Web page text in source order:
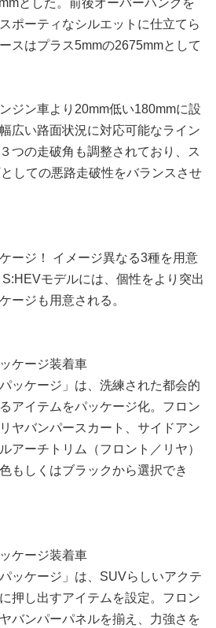
ポーティなシルエットに仕立てら
スはプラス5mmの2675mmとして
ジン車より20mm低い180mmに設
広い路面状況に対応可能なライン
つの走破角も調整されており、ス
しての悪路走破性をバランスさせ
ージ！ イメージ異なる3種を用意
モデルには、個性をより突出
ージも用意される。
ケージ装着車
ッケージ」は、洗練された都会的
アイテムをパッケージ化。フロン
ヤバンパースカート、サイドアン
アーチトリム（フロント／リヤ）
もしくはブラックから選択でき
ケージ装着車
ッケージ」は、SUVらしいアクテ
押し出すアイテムを設定。フロン
バンパーパネルを揃え、力強さを